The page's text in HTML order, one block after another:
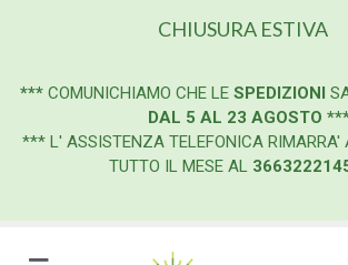
CHIUSURA ESTIVA
*** COMUNICHIAMO CHE LE SPEDIZIONI
DAL 5 AL 23 AGOSTO
*** L' ASSISTENZA TELEFONICA RIMARRA'
TUTTO IL MESE AL